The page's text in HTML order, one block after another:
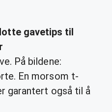
gavetips til
På bildene:
En morsom t-
garantert også til å